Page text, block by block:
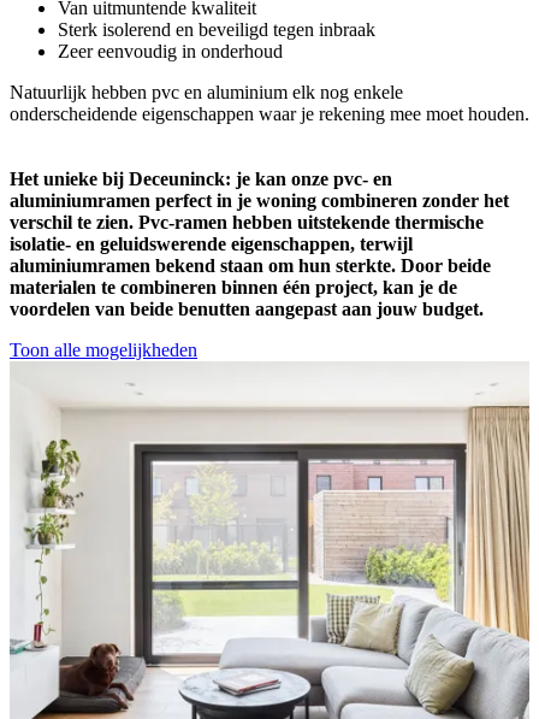
Van uitmuntende kwaliteit
Sterk isolerend en beveiligd tegen inbraak
Zeer eenvoudig in onderhoud
Natuurlijk hebben pvc en aluminium elk nog enkele
onderscheidende eigenschappen waar je rekening mee moet houden.
Het unieke bij Deceuninck: je kan onze pvc- en
aluminiumramen perfect in je woning combineren zonder het
verschil te zien. Pvc-ramen hebben uitstekende thermische
isolatie- en geluidswerende eigenschappen, terwijl
aluminiumramen bekend staan om hun sterkte. Door beide
materialen te combineren binnen één project, kan je de
voordelen van beide benutten aangepast aan jouw budget.
Toon alle mogelijkheden